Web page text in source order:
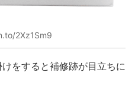
2Xz1Sm9
をすると補修跡が目立ちに